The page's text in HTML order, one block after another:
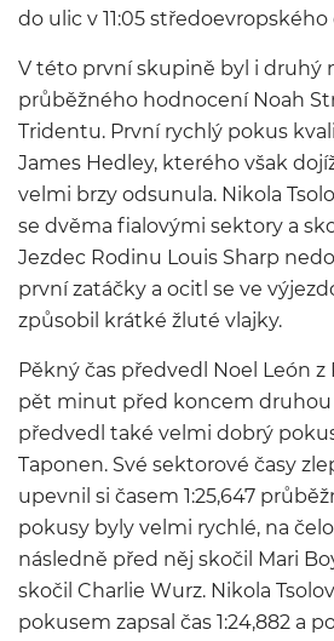
do ulic v 11:05 středoevropského
V této první skupině byl i druhý
průběžného hodnocení Noah
Tridentu. První rychlý pokus
James Hedley, kterého však
velmi brzy odsunula. Nikola
se dvěma fialovými sektory a
Jezdec Rodinu Louis Sharp
první zatáčky a ocitl se ve
způsobil krátké žluté vlajky.
Pěkný čas předvedl Noel León z
pět minut před koncem druhou
předvedl také velmi dobrý
Taponen. Své sektorové časy
upevnil si časem 1:25,647
pokusy byly velmi rychlé, na
následně před něj skočil Mari
skočil Charlie Wurz. Nikola
pokusem zapsal čas 1:24,882 a